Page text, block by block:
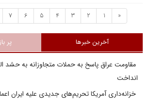
«
1
2
3
4
5
6
7
آخرین خبرها پر
مقاومت عراق پاسخ به حملات متجاوزانه به حشد
انداخت
خزانه‌داری آمریکا تحریم‌های جدیدی علیه ایران